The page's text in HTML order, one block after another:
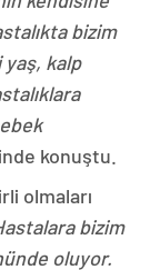
bizim
kalp
konuştu.
olmaları
bizim
oluyor.